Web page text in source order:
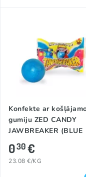
Konfekte ar
gumiju ZED CANDY
JAWBREAKER (BLUE
RAZZ), 13g
030€
23.08 €/KG